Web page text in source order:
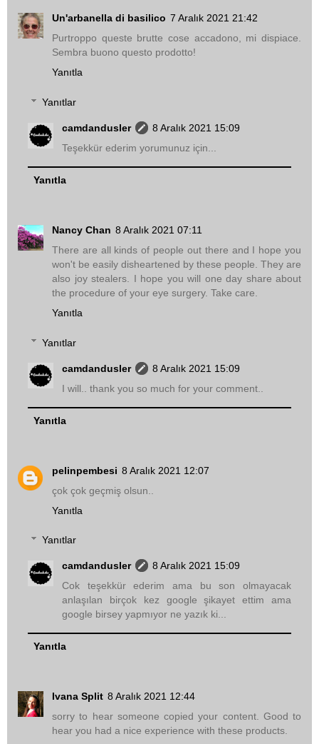
Un'arbanella di basilico 7 Aralık 2021 21:42
Purtroppo queste brutte cose accadono, mi dispiace.
Sembra buono questo prodotto!
Yanıtla
Yanıtlar
camdandusler
8 Aralık 2021 15:09
Teşekkür ederim yorumunuz için...
Yanıtla
Nancy Chan 8 Aralık 2021 07:11
There are all kinds of people out there and I hope you
won't be easily disheartened by these people. They are
also joy stealers. I hope you will one day share about
the procedure of your eye surgery. Take care.
Yanıtla
Yanıtlar
camdandusler
8 Aralık 2021 15:09
I will.. thank you so much for your comment..
Yanıtla
pelinpembesi 8 Aralık 2021 12:07
çok çok geçmiş olsun..
Yanıtla
Yanıtlar
camdandusler
8 Aralık 2021 15:09
Cok teşekkür ederim ama bu son olmayacak
anlaşılan birçok kez google şikayet ettim ama
google birsey yapmıyor ne yazık ki...
Yanıtla
Ivana Split 8 Aralık 2021 12:44
sorry to hear someone copied your content. Good to
hear you had a nice experience with these products.